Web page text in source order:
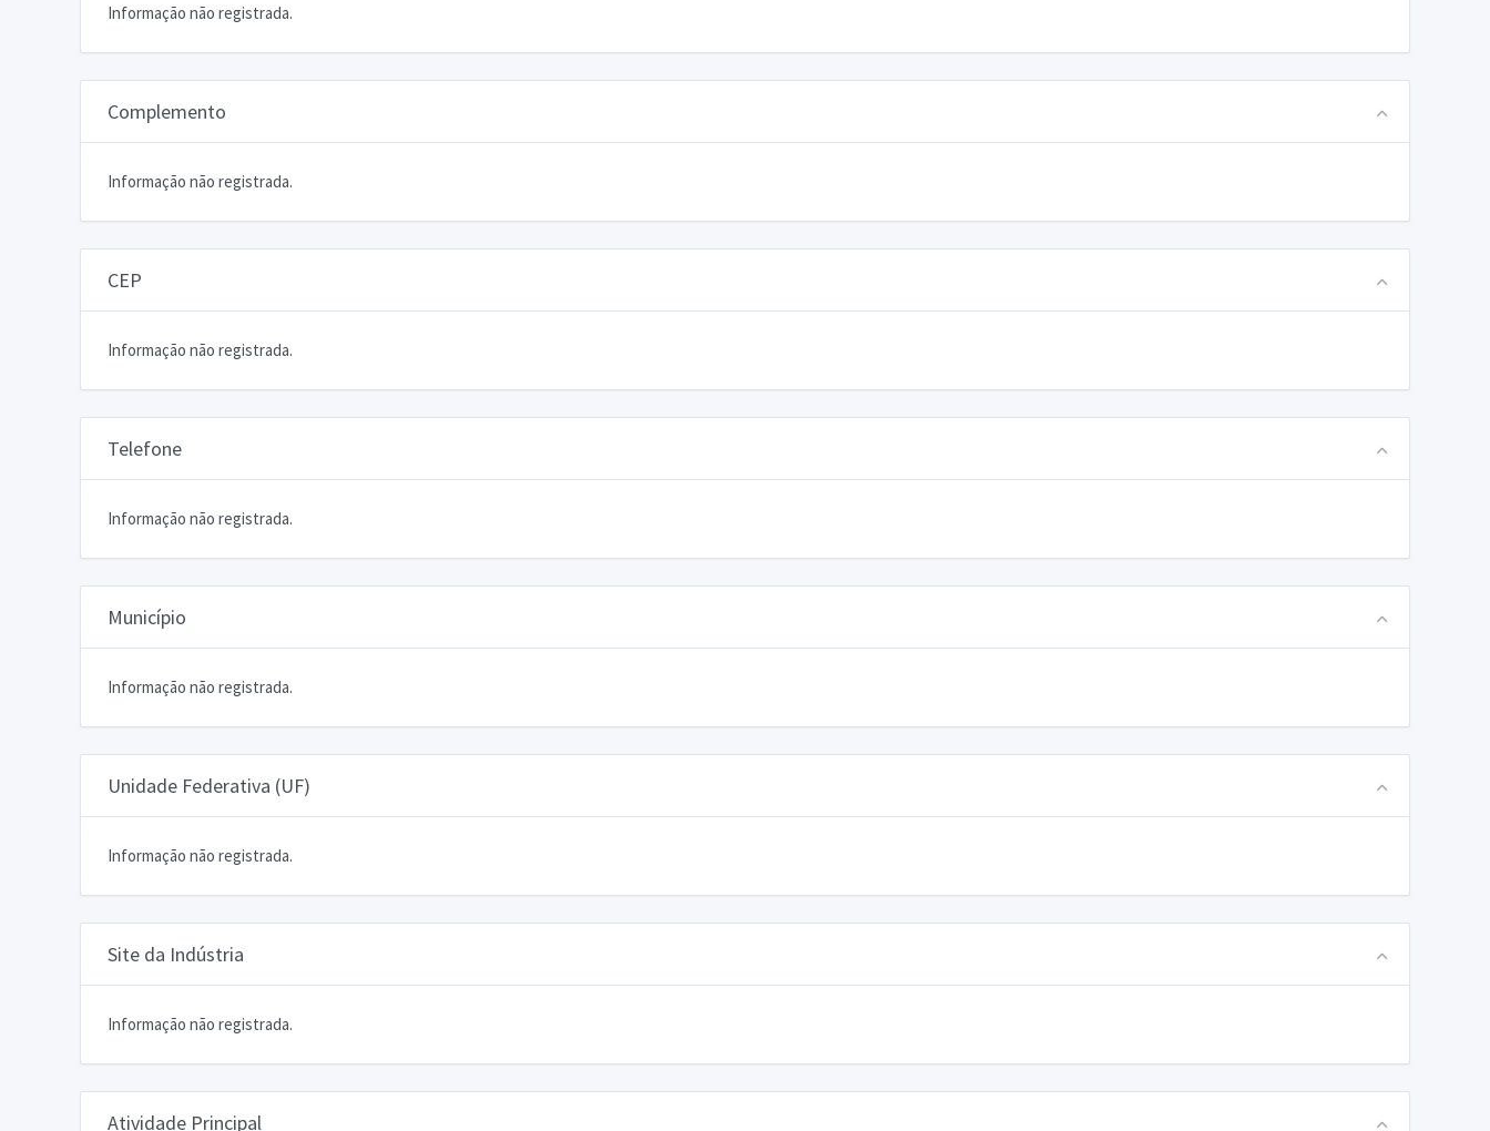
Informação não registrada.
Complemento
Informação não registrada.
CEP
Informação não registrada.
Telefone
Informação não registrada.
Município
Informação não registrada.
Unidade Federativa (UF)
Informação não registrada.
Site da Indústria
Informação não registrada.
Atividade Principal